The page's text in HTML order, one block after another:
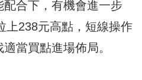
合下，有機會進一步
上238元高點，短線操作
當買點進場佈局。